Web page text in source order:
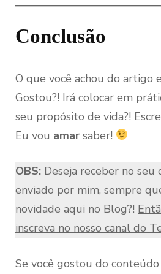
Conclusão
O que você achou do artigo
Gostou?! Irá colocar em
seu propósito de vida?!
Eu vou amar saber!
OBS: Deseja receber no seu
enviado por mim, sempre
novidade aqui no Blog?!
inscreva no nosso canal do
Se você gostou do